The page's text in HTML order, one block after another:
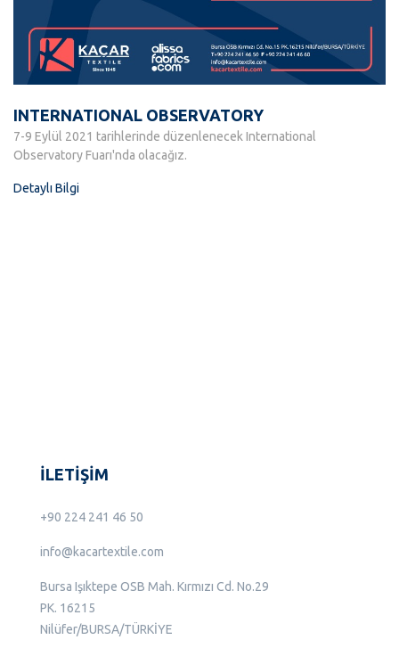
INTERNATIONAL OBSERVATORY
7-9 Eylül 2021 tarihlerinde düzenlenecek International
Observatory Fuarı'nda olacağız.
Detaylı Bilgi
İLETİŞİM
+90 224 241 46 50
info@kacartextile.com
Bursa Işıktepe OSB Mah. Kırmızı Cd. No.29
PK. 16215
Nilüfer/BURSA/TÜRKİYE